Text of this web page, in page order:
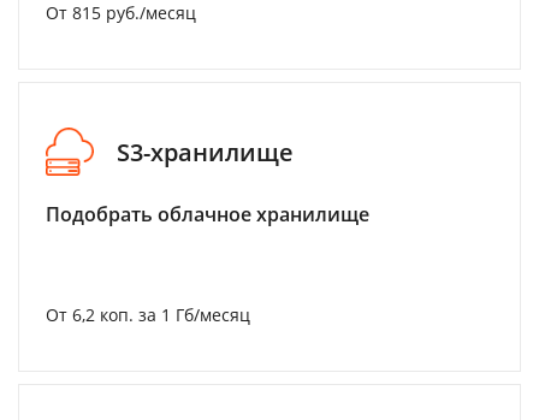
От 815 руб./месяц
S3-хранилище
Подобрать облачное хранилище
От 6,2 коп. за 1 Гб/месяц